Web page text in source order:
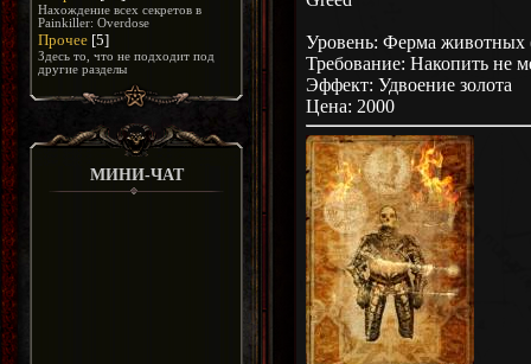
Нахождение всех секретов в
Painkiller: Overdose
Прочее [5]
Здесь то, что не подходит под
другие разделы
МИНИ-ЧАТ
Уровень: Ферма животных
Требование: Накопить не
Эффект: Удвоение золота
Цена: 2000